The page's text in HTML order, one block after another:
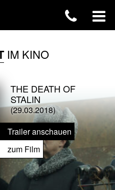
IM KINO
THE DEATH OF
STALIN
(29.03.2018)
Trailer anschauen
zum Film